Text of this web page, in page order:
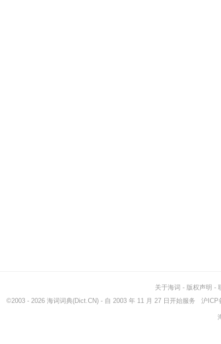
关于海词 - 版权声明 -
©2003 - 2026 海词词典(Dict.CN) - 自 2003 年 11 月 27 日开始服务 沪ICP